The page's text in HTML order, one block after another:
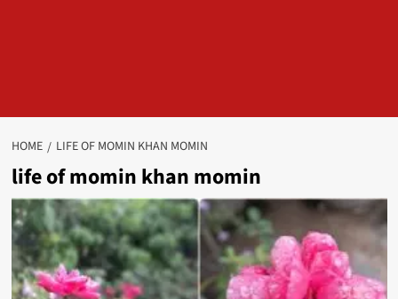
HOME LIFE OF MOMIN KHAN MOMIN
life of momin khan momin